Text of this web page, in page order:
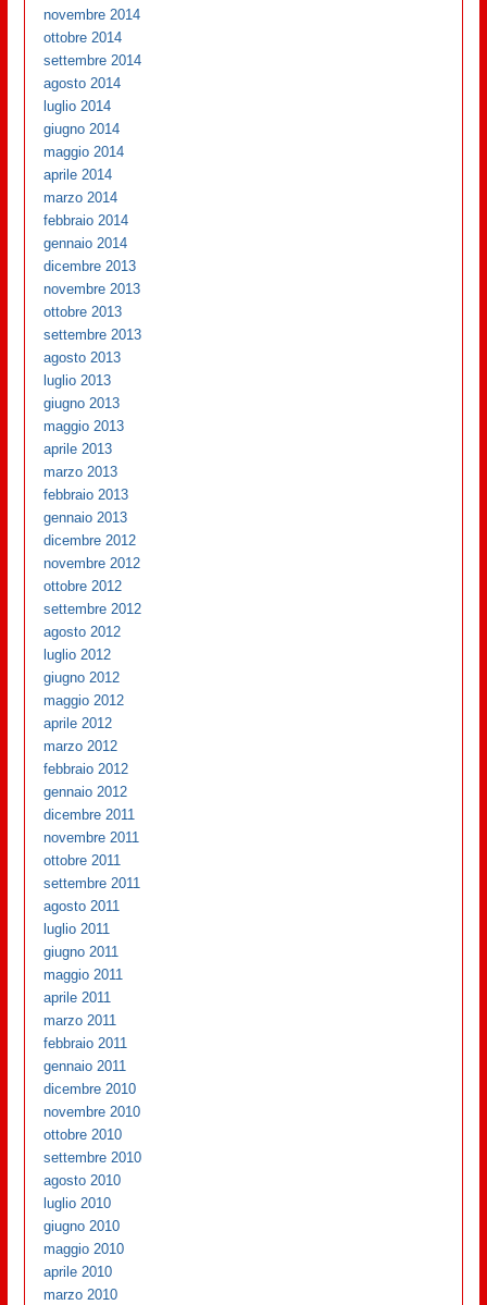
novembre 2014
ottobre 2014
settembre 2014
agosto 2014
luglio 2014
giugno 2014
maggio 2014
aprile 2014
marzo 2014
febbraio 2014
gennaio 2014
dicembre 2013
novembre 2013
ottobre 2013
settembre 2013
agosto 2013
luglio 2013
giugno 2013
maggio 2013
aprile 2013
marzo 2013
febbraio 2013
gennaio 2013
dicembre 2012
novembre 2012
ottobre 2012
settembre 2012
agosto 2012
luglio 2012
giugno 2012
maggio 2012
aprile 2012
marzo 2012
febbraio 2012
gennaio 2012
dicembre 2011
novembre 2011
ottobre 2011
settembre 2011
agosto 2011
luglio 2011
giugno 2011
maggio 2011
aprile 2011
marzo 2011
febbraio 2011
gennaio 2011
dicembre 2010
novembre 2010
ottobre 2010
settembre 2010
agosto 2010
luglio 2010
giugno 2010
maggio 2010
aprile 2010
marzo 2010